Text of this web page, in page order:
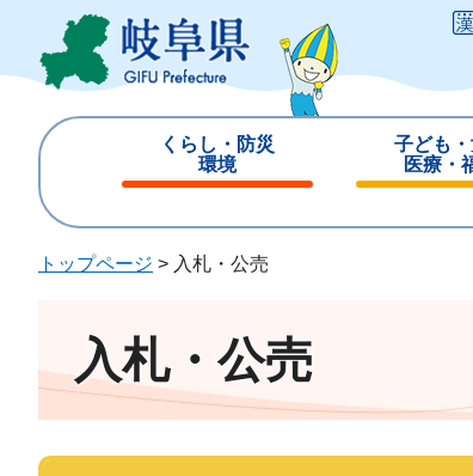
ジ
ュ
くらし・防災
環境
じ
子ども
医療・
じ
トップページ > 入札・公売
入札・公売